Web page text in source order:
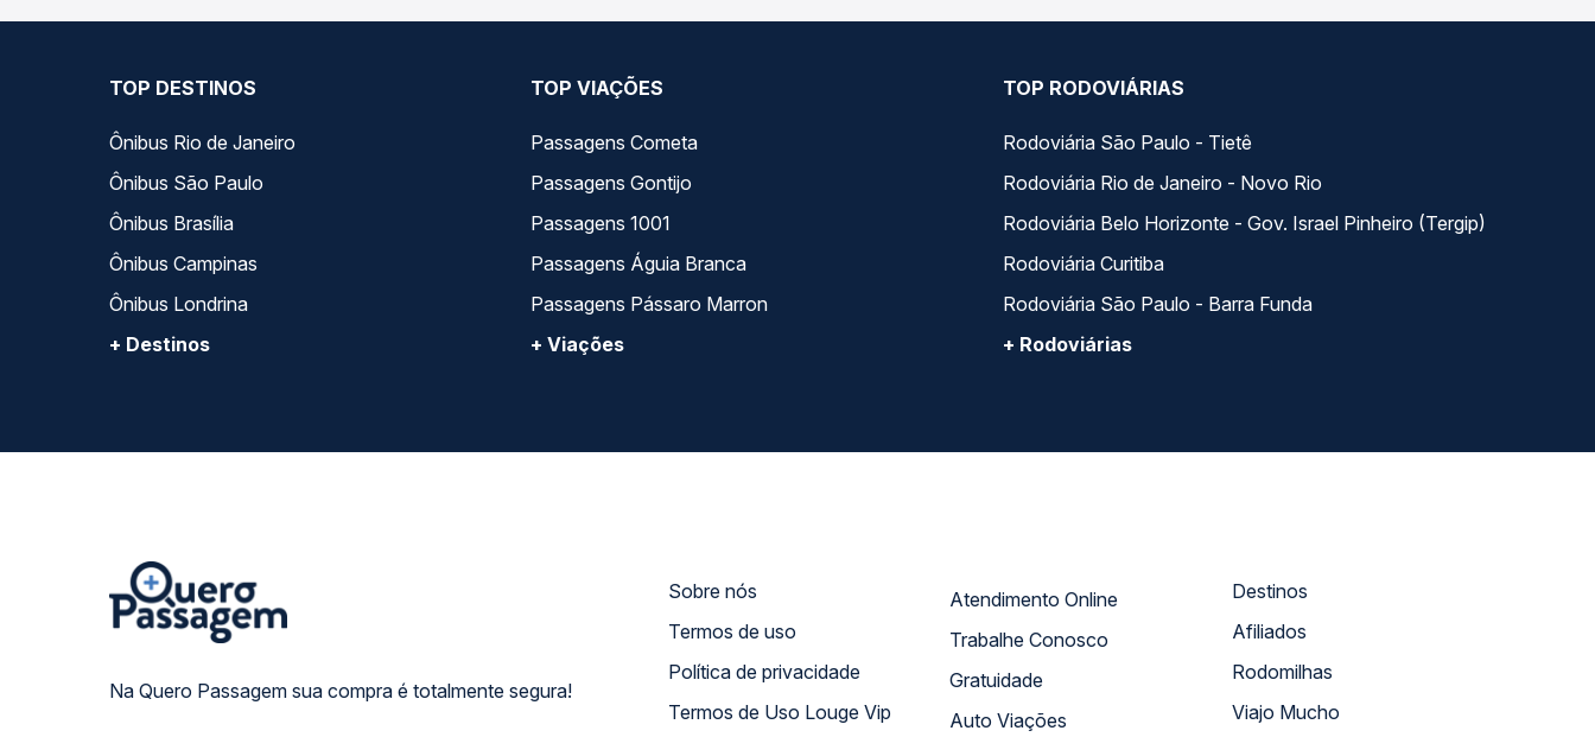
TOP DESTINOS
Ônibus Rio de Janeiro
Ônibus São Paulo
Ônibus Brasília
Ônibus Campinas
Ônibus Londrina
+ Destinos
TOP VIAÇÕES
Passagens Cometa
Passagens Gontijo
Passagens 1001
Passagens Águia Branca
Passagens Pássaro Marron
+ Viações
TOP RODOVIÁRIAS
Rodoviária São Paulo - Tietê
Rodoviária Rio de Janeiro - Novo Rio
Rodoviária Belo Horizonte - Gov. Israel Pinheiro (Tergip)
Rodoviária Curitiba
Rodoviária São Paulo - Barra Funda
+ Rodoviárias
Na Quero Passagem sua compra é totalmente segura!
Sobre nós
Termos de uso
Política de privacidade
Termos de Uso Louge Vip
Atendimento Online
Trabalhe Conosco
Gratuidade
Auto Viações
Destinos
Afiliados
Rodomilhas
Viajo Mucho